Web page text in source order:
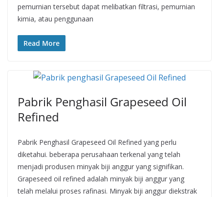
pemurnian tersebut dapat melibatkan filtrasi, pemurnian
kimia, atau penggunaan
Read More
Pabrik Penghasil Grapeseed Oil
Refined
Pabrik Penghasil Grapeseed Oil Refined yang perlu
diketahui. beberapa perusahaan terkenal yang telah
menjadi produsen minyak biji anggur yang signifikan.
Grapeseed oil refined adalah minyak biji anggur yang
telah melalui proses rafinasi. Minyak biji anggur diekstrak